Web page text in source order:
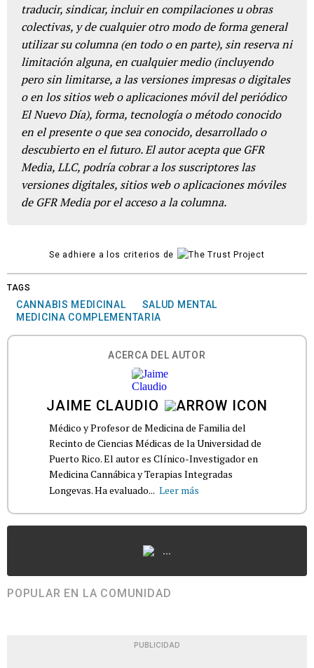
traducir, sindicar, incluir en compilaciones u obras
colectivas, y de cualquier otro modo de forma general
utilizar su columna (en todo o en parte), sin reserva ni
limitación alguna, en cualquier medio (incluyendo
pero sin limitarse, a las versiones impresas o digitales
o en los sitios web o aplicaciones móvil del periódico
El Nuevo Día), forma, tecnología o método conocido
en el presente o que sea conocido, desarrollado o
descubierto en el futuro. El autor acepta que GFR
Media, LLC, podría cobrar a los suscriptores las
versiones digitales, sitios web o aplicaciones móviles
de GFR Media por el acceso a la columna.
Se adhiere a los criterios de
TAGS
CANNABIS MEDICINAL
SALUD MENTAL
MEDICINA COMPLEMENTARIA
ACERCA DEL AUTOR
JAIME CLAUDIO
Médico y Profesor de Medicina de Familia del
Recinto de Ciencias Médicas de la Universidad de
Puerto Rico. El autor es Clínico-Investigador en
Medicina Cannábica y Terapias Integradas
Longevas. Ha evaluado... Leer más
...
POPULAR EN LA COMUNIDAD
PUBLICIDAD